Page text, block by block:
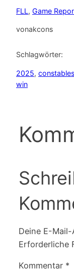
FLL, Game
vonakcons
Schlagwörter:
2025, constables
win
Deine E-
Erforderliche
Kommentar *